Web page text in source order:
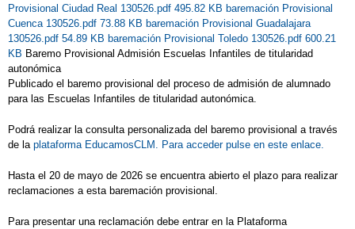
Provisional Ciudad Real 130526.pdf 495.82 KB baremación Provisional
Cuenca 130526.pdf 73.88 KB baremación Provisional Guadalajara
130526.pdf 54.89 KB baremación Provisional Toledo 130526.pdf 600.21
KB Baremo Provisional Admisión Escuelas Infantiles de titularidad
autonómica
Publicado el baremo provisional del proceso de admisión de alumnado
para las Escuelas Infantiles de titularidad autonómica.
Podrá realizar la consulta personalizada del baremo provisional a través
de la plataforma EducamosCLM. Para acceder pulse en este enlace.
Hasta el 20 de mayo de 2026 se encuentra abierto el plazo para realizar
reclamaciones a esta baremación provisional.
Para presentar una reclamación debe entrar en la Plataforma